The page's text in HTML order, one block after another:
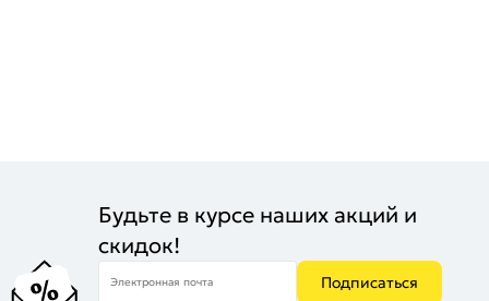
Будьте в курсе наших акций и
скидок!
Электронная почта Подписаться